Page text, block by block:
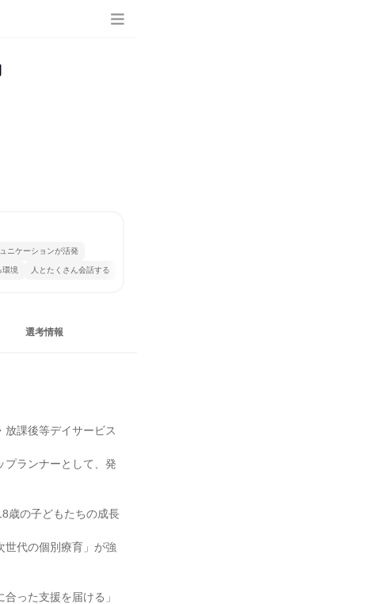
ニケーションが活発
環境 人とたくさん会話する
選考情報
放課後等デイサービス
プランナーとして、発
歳の子どもたちの成長
世代の個別療育」が強
った支援を届ける」